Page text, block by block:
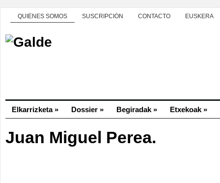
QUIÉNES SOMOS SUSCRIPCIÓN CONTACTO EUSKERA
Elkarrizketa» Dossier » Begiradak » Etxekoak »
Juan Miguel Perea.